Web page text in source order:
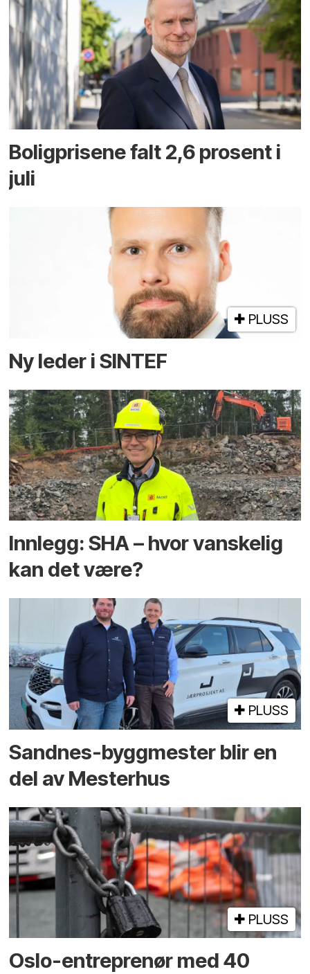
Boligprisene falt 2,6 prosent i
juli
PLUSS
Ny leder i SINTEF
Innlegg: SHA – hvor vanskelig
kan det være?
PLUSS
Sandnes-byggmester blir en
del av Mesterhus
PLUSS
Oslo-entreprenør med 40